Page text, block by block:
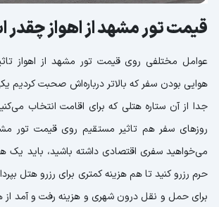
قیمت تور مشهد از اهواز
عوامل مختلفی روی قیمت تور مشهد از اهواز
هوایی بودن سفر که بالاتر درباره‌اش صحبت کردیم
جدا از آن ستاره هتلی که برای اقامت انتخاب
روزهای سفر هم تاثیر مستقیم روی قیمت تور
حرم رزرو کنید تا هم هزینه کمتری برای رزرو هتل
برای حمل و نقل درون شهری و هزینه رفت و آمد